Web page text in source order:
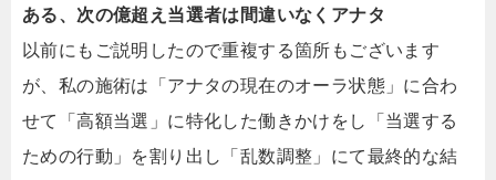
ある、次の億超え当選者は間違いなくアナタ
以前にもご説明したので重複する箇所もございます
が、私の施術は「アナタの現在のオーラ状態」に合わ
せて「高額当選」に特化した働きかけをし「当選する
ための行動」を割り出し「乱数調整」にて最終的な結